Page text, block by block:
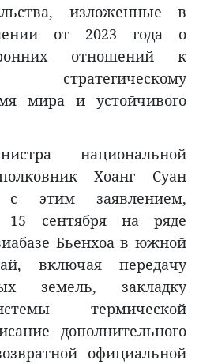
изложенные в
от 2023 года о
отношений к
стратегическому
мира и устойчивого
национальной
Хоанг Суан
этим заявлением,
15 сентября на ряде
Бьенхоа в южной
включая передачу
земель, закладку
термической
дополнительного
официальной